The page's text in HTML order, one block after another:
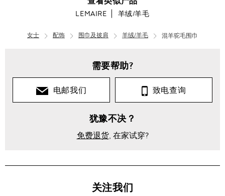
LEMAIRE 羊绒/羊毛
女士 配饰 围巾及披肩 羊绒/羊毛 混羊驼毛围巾
需要帮助?
电邮我们 致电查询
犹豫不决？
免费退货, 在家试穿?
关注我们